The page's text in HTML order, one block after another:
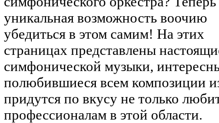
уникальная возможность воочию
убедиться в этом самим! На этих
страницах представлены
симфонической музыки,
полюбившиеся всем композиции
придутся по вкусу не только
профессионалам в этой области.